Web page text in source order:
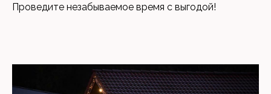
Проведите незабываемое время с выгодой!